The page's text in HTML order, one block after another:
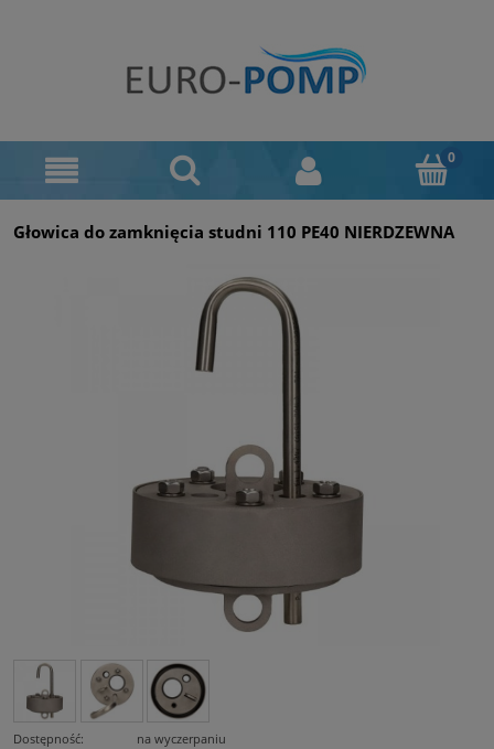
Głowica do zamknięcia studni 110 PE40 NIERDZEWNA
Dostępność:
na wyczerpaniu